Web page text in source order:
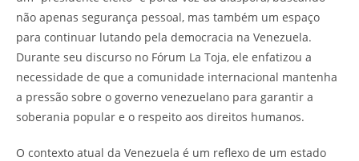
não apenas segurança pessoal, mas também um espaço
para continuar lutando pela democracia na Venezuela.
Durante seu discurso no Fórum La Toja, ele enfatizou a
necessidade de que a comunidade internacional mantenha
a pressão sobre o governo venezuelano para garantir a
soberania popular e o respeito aos direitos humanos.
O contexto atual da Venezuela é um reflexo de um estado